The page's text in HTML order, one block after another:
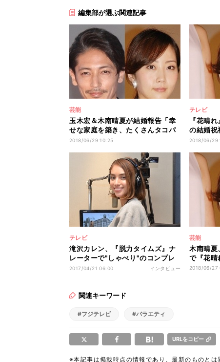
編集部が選ぶ関連記事
芸能
玉木宏＆木南晴夏が結婚報告「幸
せな家庭を築き、たくさんタコパ
したい」
2018/06/29 10:25
テレビ
『花晴
の結婚祝
下さい」
2018/06/29
テレビ
滝沢カレン、『脱力タイムズ』ナ
レーターで"しゃべり"のコンプレ
ックス克服「認めてくれる場所が
2017/04/21 06:00 インタビュー
芸能
木南晴夏
で『花晴
2018/06/27
関連キーワード
#フジテレビ #バラエティ
URLをコピー
※本記事は掲載時点の情報であり、最新のものとは